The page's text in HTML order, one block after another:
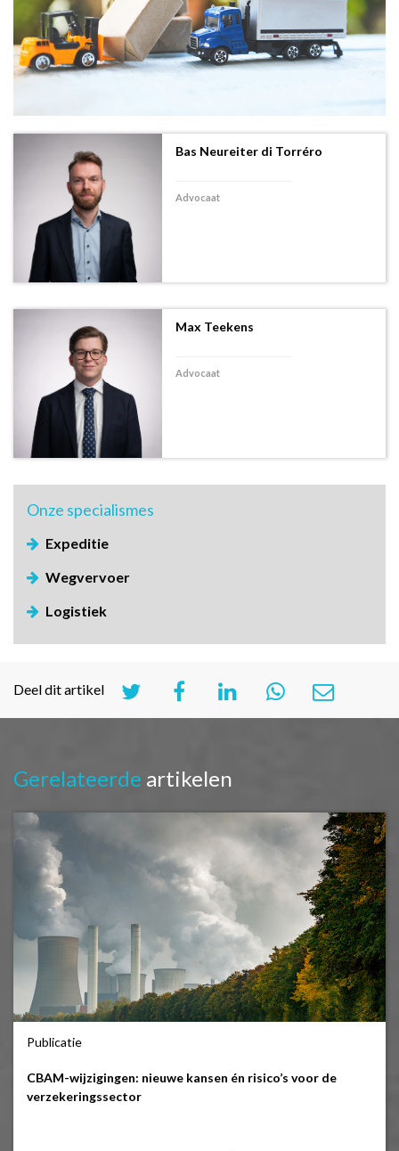
Bas Neureiter di Torréro
Advocaat
Max Teekens
Advocaat
Onze specialismes
Expeditie
Wegvervoer
Logistiek
Deel dit artikel
Gerelateerde artikelen
Publicatie
CBAM-wijzigingen: nieuwe kansen én risico’s voor de
verzekeringssector